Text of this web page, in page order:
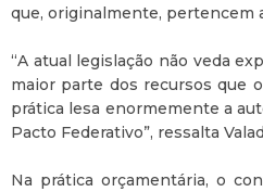
que, originalmente, pertencem
“A atual legislação não veda
maior parte dos recursos que
prática lesa enormemente a
Pacto Federativo”, ressalta
Na prática orçamentária, o